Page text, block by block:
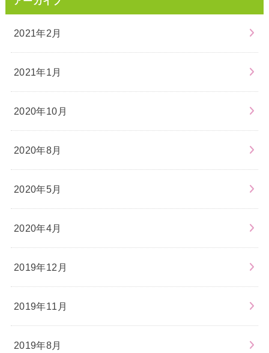
2021年2月
2021年1月
2020年10月
2020年8月
2020年5月
2020年4月
2019年12月
2019年11月
2019年8月